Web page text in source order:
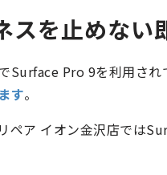
スを止めない
Surface Pro 9を利用さ
す。
ペア イオン金沢店では